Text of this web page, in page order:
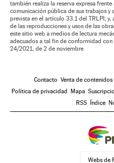
también realiza la reserva expresa
comunicación pública de sus trabajos y
prevista en el artículo 33.1 del TRLPI; y,
de las reproducciones y usos de las
este sitio web a medios de lectura
adecuados a tal fin de conformidad
24/2021, de 2 de noviembre
Contacto Venta de contenidos
Política de privacidad Mapa
RSS Índice
Webs de